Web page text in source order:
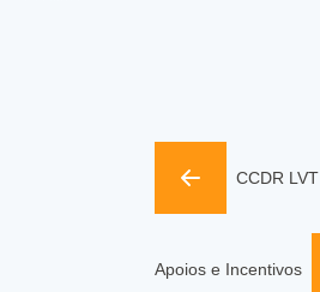
CCDR LVT
Apoios e Incentivos